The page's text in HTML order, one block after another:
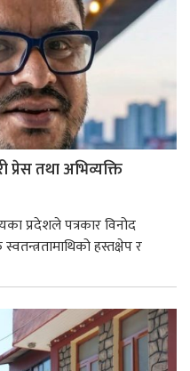
प्रेस तथा अभिव्यक्ति
प्रदेशले पत्रकार विनोद
हस्तक्षेप र